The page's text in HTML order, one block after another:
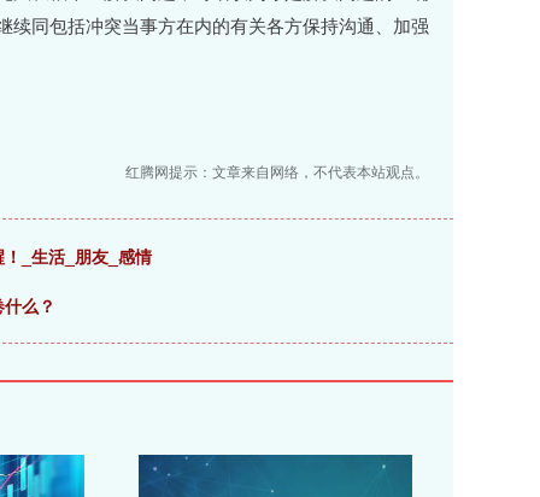
续同包括冲突当事方在内的有关各方保持沟通、加强
红腾网提示：文章来自网络，不代表本站观点。
_生活_朋友_感情
么？